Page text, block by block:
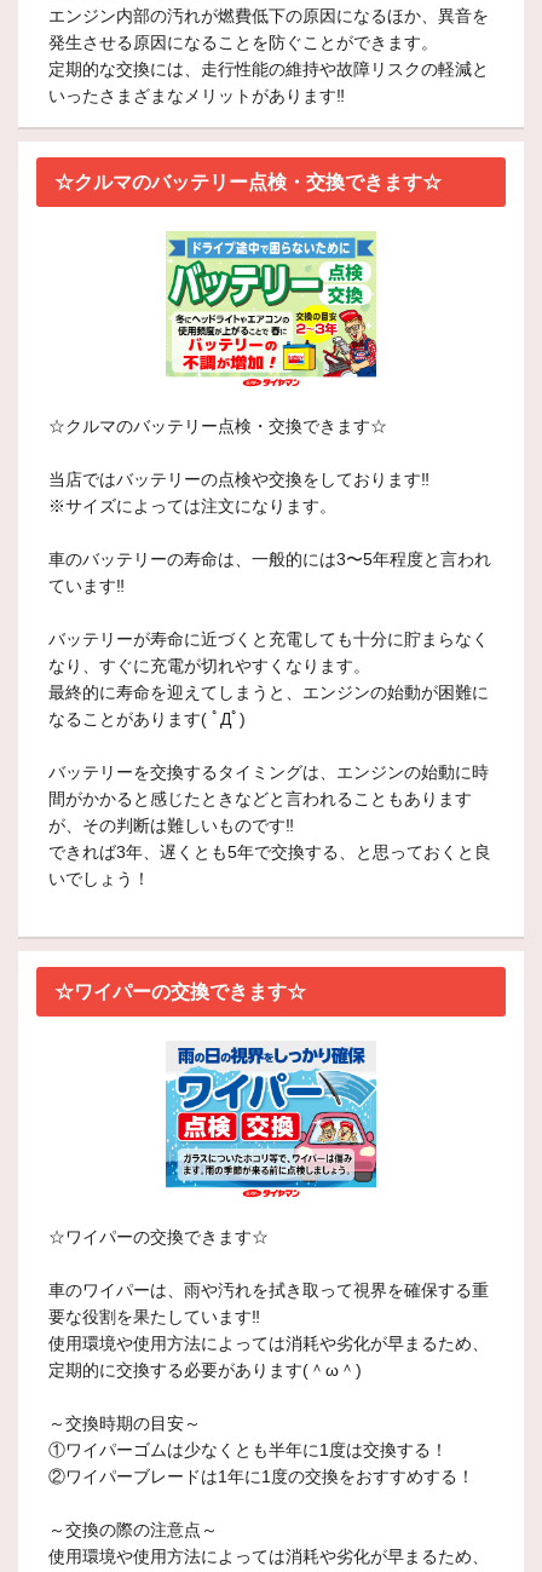
エンジン内部の汚れが燃費低下の原因になるほか、異音を
発生させる原因になることを防ぐことができます。
定期的な交換には、走行性能の維持や故障リスクの軽減と
いったさまざまなメリットがあります‼
☆クルマのバッテリー点検・交換できます☆
☆クルマのバッテリー点検・交換できます☆
当店ではバッテリーの点検や交換をしております‼
※サイズによっては注文になります。
車のバッテリーの寿命は、一般的には3〜5年程度と言われ
ています‼
バッテリーが寿命に近づくと充電しても十分に貯まらなく
なり、すぐに充電が切れやすくなります。
最終的に寿命を迎えてしまうと、エンジンの始動が困難に
なることがあります( ﾟДﾟ)
バッテリーを交換するタイミングは、エンジンの始動に時
間がかかると感じたときなどと言われることもあります
が、その判断は難しいものです‼
できれば3年、遅くとも5年で交換する、と思っておくと良
いでしょう！
☆ワイパーの交換できます☆
☆ワイパーの交換できます☆
車のワイパーは、雨や汚れを拭き取って視界を確保する重
要な役割を果たしています‼
使用環境や使用方法によっては消耗や劣化が早まるため、
定期的に交換する必要があります(＾ω＾)
～交換時期の目安～
①ワイパーゴムは少なくとも半年に1度は交換する ！
②ワイパーブレードは1年に1度の交換をおすすめする ！
～交換の際の注意点～
使用環境や使用方法によっては消耗や劣化が早まるため、